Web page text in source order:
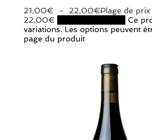
21,00€ – 22,00€Plage de
22,00€
Ce
variations. Les options peuvent
page du produit